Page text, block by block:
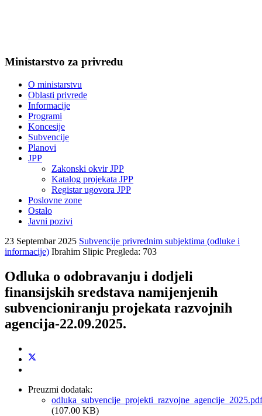
Ministarstvo za privredu
O ministarstvu
Oblasti privrede
Informacije
Programi
Koncesije
Subvencije
Planovi
JPP
Zakonski okvir JPP
Katalog projekata JPP
Registar ugovora JPP
Poslovne zone
Ostalo
Javni pozivi
23 Septembar 2025 Subvencije privrednim subjektima (odluke i
informacije) Ibrahim Slipic Pregleda: 703
Odluka o odobravanju i dodjeli
finansijskih sredstava namijenjenih
subvencioniranju projekata razvojnih
agencija-22.09.2025.
Preuzmi dodatak:
odluka_subvencije_projekti_razvojne_agencije_2025.pdf
(107.00 KB)